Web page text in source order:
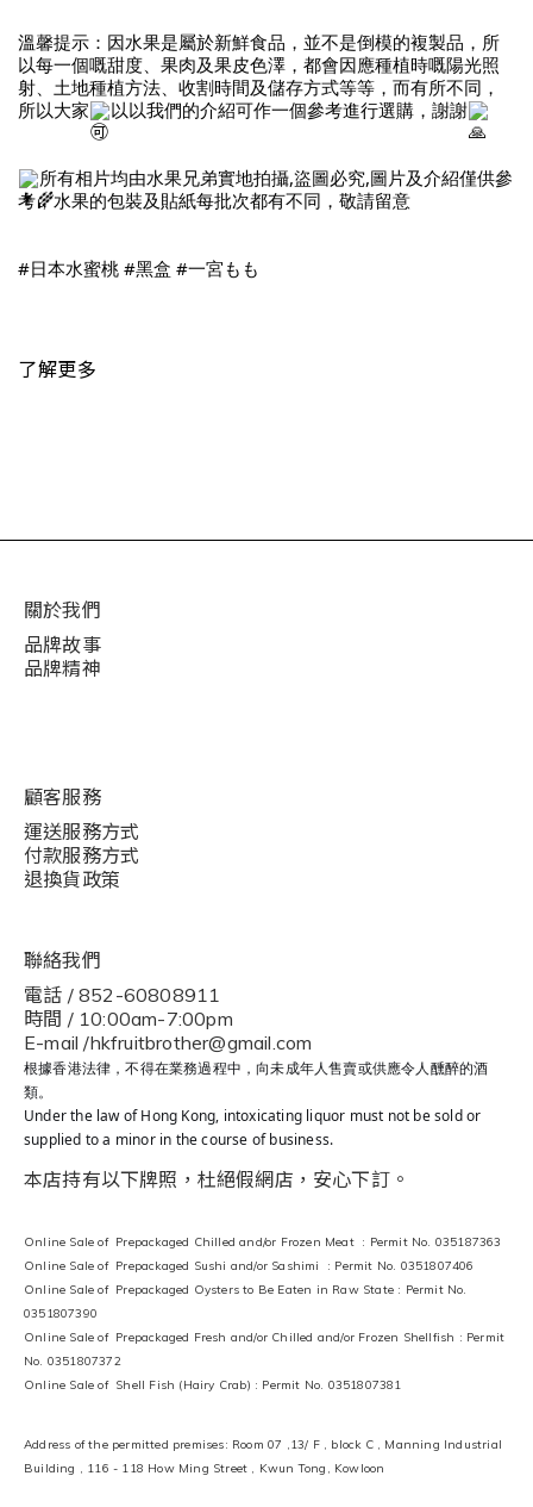
溫馨提示：因水果是屬於新鮮食品，並不是倒模的複製品，所
以每一個嘅甜度、果肉及果皮色澤，都會因應種植時嘅陽光照
射、土地種植方法、收割時間及儲存方式等等，而有所不同，
所以大家
以以我們的介紹可作一個參考進行選購，謝謝
所有相片均由水果兄弟實地拍攝,盜圖必究,圖片及介紹僅供參
考，水果的包裝及貼紙每批次都有不同，敬請留意
#日本水蜜桃 #黑盒 #一宮もも
了解更多
關於我們
品牌故事
品牌精神
顧客服務
運送服務方式
付款服務方式
退換貨政策
聯絡我們
電話 / 852-60808911
時間 / 10:00am-7:00pm
E-mail /hkfruitbrother@gmail.com
根據香港法律，不得在業務過程中，向未成年人售賣或供應令人醺醉的酒
類。
Under the law of Hong Kong, intoxicating liquor must not be sold or
supplied to a minor in the course of business.
本店持有以下牌照，杜絕假網店，安心下訂。
Online Sale of Prepackaged Chilled and/or Frozen Meat : Permit No. 035187363
Online Sale of Prepackaged Sushi and/or Sashimi : Permit No. 0351807406
Online Sale of Prepackaged Oysters to Be Eaten in Raw State : Permit No.
0351807390
Online Sale of Prepackaged Fresh and/or Chilled and/or Frozen Shellfish : Permit
No. 0351807372
Online Sale of Shell Fish (Hairy Crab) : Permit No. 0351807381
Address of the permitted premises: Room 07 ,13/ F , block C , Manning Industrial
Building , 116 - 118 How Ming Street , Kwun Tong, Kowloon